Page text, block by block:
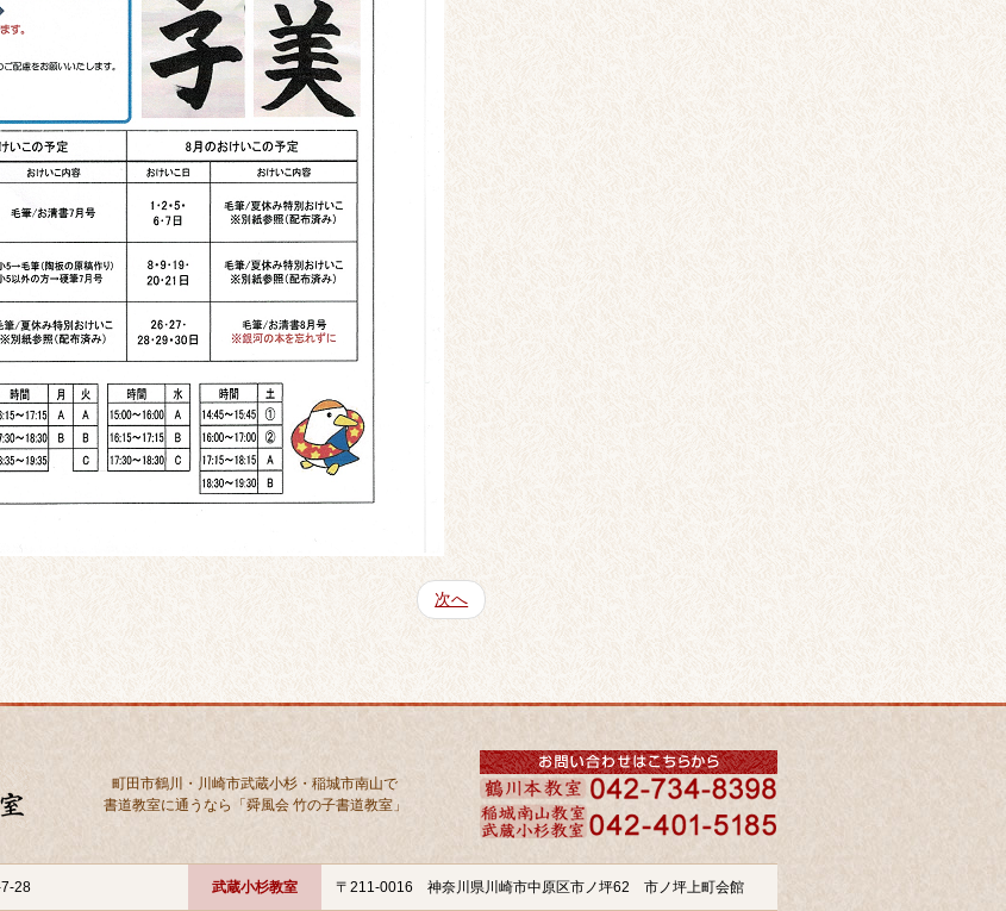
次へ
町田市鶴川・川崎市武蔵小杉・稲城市南山で
書道教室に通うなら「舜風会 竹の子書道教室」
28 武蔵小杉教室 〒211-0016 神奈川県川崎市中原区市ノ坪62 市ノ坪上町会館